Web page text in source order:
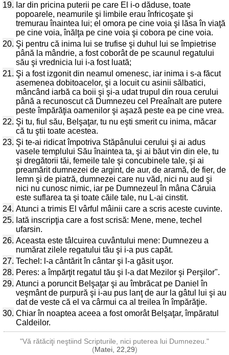
19. Iar din pricina puterii pe care El i-o dăduse, toate
popoarele, neamurile şi limbile erau înfricoşate şi
tremurau înaintea lui; el omora pe cine voia şi lăsa în viaţă
pe cine voia, înălţa pe cine voia şi cobora pe cine voia.
20. Şi pentru că inima lui se trufise şi duhul lui se împietrise
până la mândrie, a fost coborât de pe scaunul regatului
său şi vrednicia lui i-a fost luată;
21. Şi a fost izgonit din neamul omenesc, iar inima i s-a făcut
asemenea dobitoacelor, şi a locuit cu asinii sălbatici,
mâncând iarbă ca boii şi şi-a udat trupul din roua cerului
până a recunoscut că Dumnezeu cel Preaînalt are putere
peste împărăţia oamenilor şi aşază peste ea pe cine vrea.
22. Şi tu, fiul său, Belşaţar, tu nu eşti smerit cu inima, măcar
că tu ştii toate acestea.
23. Şi te-ai ridicat împotriva Stăpânului cerului şi ai adus
vasele templului Său înaintea ta, şi ai băut vin din ele, tu
şi dregătorii tăi, femeile tale şi concubinele tale, şi ai
preamărit dumnezei de argint, de aur, de aramă, de fier, de
lemn şi de piatră, dumnezei care nu văd, nici nu aud şi
nici nu cunosc nimic, iar pe Dumnezeul în mâna Căruia
este suflarea ta şi toate căile tale, nu L-ai cinstit.
24. Atunci a trimis El vârful mâinii care a scris aceste cuvinte.
25. Iată inscripţia care a fost scrisă: Mene, mene, techel
ufarsin.
26. Aceasta este tâlcuirea cuvântului mene: Dumnezeu a
numărat zilele regatului tău şi i-a pus capăt.
27. Techel: l-a cântărit în cântar şi l-a găsit uşor.
28. Peres: a împărţit regatul tău şi l-a dat Mezilor şi Perşilor".
29. Atunci a poruncit Belşaţar şi au îmbrăcat pe Daniel în
veşmânt de purpură şi i-au pus lanţ de aur la gâtul lui şi au
dat de veste că el va cârmui ca al treilea în împărăţie.
30. Chiar în noaptea aceea a fost omorât Belşaţar, împăratul
Caldeilor.
"Vă rătăciţi neştiind Scripturile, nici puterea lui Dumnezeu."
(Matei, 22,29)